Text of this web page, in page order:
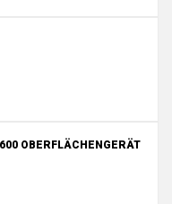
OBERFLÄCHENGERÄT